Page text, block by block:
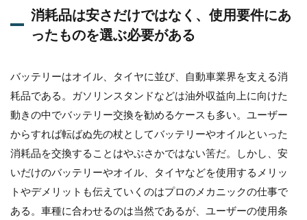
にあ
った
もの
を選
要が
ある
コン
ピュ
ータ
ー診
断の
心臓
電気
消耗品は安さだけではなく、使用要件にあ
ったものを選ぶ必要がある
バッテリーはオイル、タイヤに並び、自動車業界を支える消
耗品である。ガソリンスタンドなどは油外収益向上に向けた
動きの中でバッテリー交換を勧めるケースも多い。ユーザー
からすれば転ばぬ先の杖としてバッテリーやオイルといった
消耗品を交換することはやぶさかではない筈だ。しかし、安
いだけのバッテリーやオイル、タイヤなどを使用するメリッ
トやデメリットも伝えていくのはプロのメカニックの仕事で
ある。車種に合わせるのは当然であるが、ユーザーの使用条